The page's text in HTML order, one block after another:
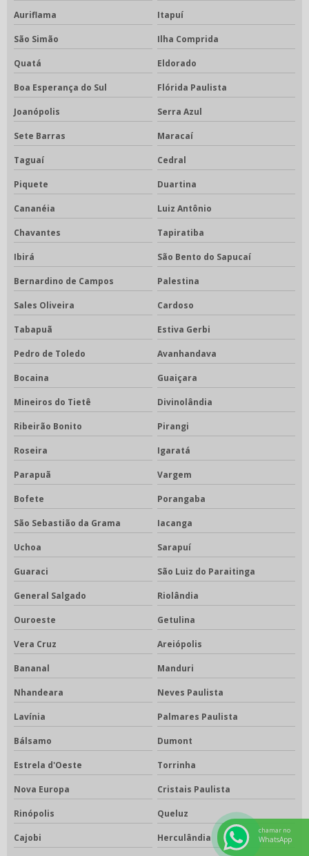
Auriflama Itapuí
São Simão Ilha Comprida
Quatá Eldorado
Boa Esperança do Sul Flórida Paulista
Joanópolis Serra Azul
Sete Barras Maracaí
Taguaí Cedral
Piquete Duartina
Cananéia Luiz Antônio
Chavantes Tapiratiba
Ibirá São Bento do Sapucaí
Bernardino de Campos Palestina
Sales Oliveira Cardoso
Tabapuã Estiva Gerbi
Pedro de Toledo Avanhandava
Bocaina Guaiçara
Mineiros do Tietê Divinolândia
Ribeirão Bonito Pirangi
Roseira Igaratá
Parapuã Vargem
Bofete Porangaba
São Sebastião da Grama Iacanga
Uchoa Sarapuí
Guaraci São Luiz do Paraitinga
General Salgado Riolândia
Ouroeste Getulina
Vera Cruz Areiópolis
Bananal Manduri
Nhandeara Neves Paulista
Lavínia Palmares Paulista
Bálsamo Dumont
Estrela d'Oeste Torrinha
Nova Europa Cristais Paulista
Rinópolis Queluz
Cajobi Herculândia
chamar no
WhatsApp